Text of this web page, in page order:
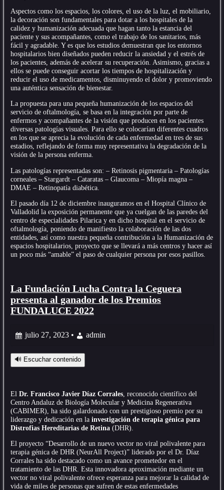
Aspectos como los espacios, los colores, el uso de la luz, el mobiliario,
la decoración son fundamentales para dotar a los hospitales de la
calidez y humanización adecuada que hagan tanto la estancia del
paciente y sus acompañantes, como el trabajo de los sanitarios, más
fácil y agradable. Y es que los estudios demuestran que los entornos
hospitalarios bien diseñados pueden reducir la ansiedad y el estrés de
los pacientes, además de acelerar su recuperación. Asimismo, gracias a
ellos se puede conseguir acortar los tiempos de hospitalización y
reducir el uso de medicamentos, disminuyendo el dolor y promoviendo
una auténtica sensación de bienestar.
La propuesta para una pequeña humanización de los espacios del
servicio de oftalmología, se basa en la integración por parte de
enfermos y acompañantes de la visión que producen en los pacientes
diversas patologías visuales. Para ello se colocarían diferentes cuadros
en los que se aprecia la evolución de cada enfermedad en tres de sus
estadios, reflejando de forma muy representativa la degradación de la
visión de la persona enferma.
Las patologías representadas son: – Retinosis pigmentaria – Patologías
corneales – Stargardt – Cataratas – Glaucoma – Miopía magna –
DMAE – Retinopatía diabética.
El pasado día 12 de diciembre inauguramos en el Hospital Clínico de
Valladolid la exposición permanente que ya cuelgan de las paredes del
centro de especialidades Pilarica y en dicho hospital en el servicio de
oftalmología, poniendo de manifiesto la colaboración de las dos
entidades, así como nuestra pequeña contribución a la Humanización de
espacios hospitalarios, proyecto que se llevará a más centros y hacer así
un poco más “amable” el paso de cualquier persona por esos pasillos.
La Fundación Lucha Contra la Ceguera
presenta al ganador de los Premios
FUNDALUCE 2022
julio 27, 2023 • admin
🔊 Escuchar contenido
El Dr. Francisco Javier Díaz Corrales , reconocido científico del
Centro Andaluz de Biología Molecular y Medicina Regenerativa
(CABIMER), ha sido galardonado con un prestigioso premio por su
liderazgo y dedicación en la investigación de terapia génica para
Distrofias Hereditarias de Retina (DHR).
El proyecto “Desarrollo de un nuevo vector no viral polivalente para
terapia génica de DHR (NeurAll Project)” liderado por el Dr. Díaz
Corrales ha sido destacado como un avance prometedor en el
tratamiento de las DHR. Esta innovadora aproximación mediante un
vector no viral polivalente ofrece esperanza para mejorar la calidad de
vida de miles de personas que sufren de estas enfermedades